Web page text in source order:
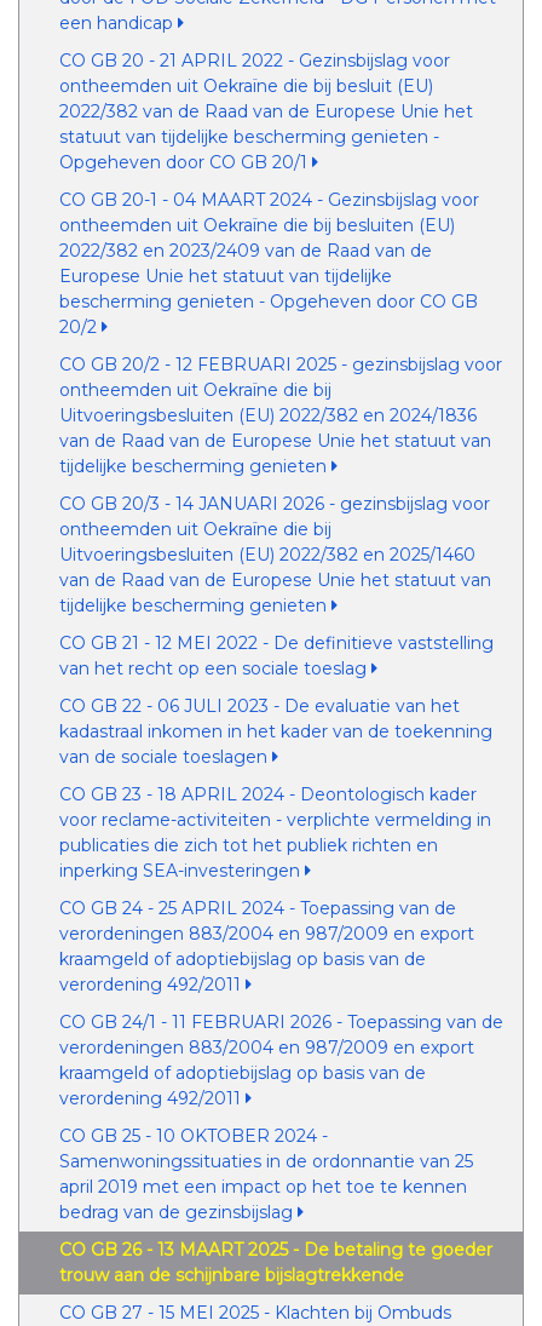
een handicap
CO GB 20 - 21 APRIL 2022 - Gezinsbijslag voor
ontheemden uit Oekraïne die bij besluit (EU)
2022/382 van de Raad van de Europese Unie het
statuut van tijdelijke bescherming genieten -
Opgeheven door CO GB 20/1
CO GB 20-1 - 04 MAART 2024 - Gezinsbijslag voor
ontheemden uit Oekraïne die bij besluiten (EU)
2022/382 en 2023/2409 van de Raad van de
Europese Unie het statuut van tijdelijke
bescherming genieten - Opgeheven door CO GB
20/2
CO GB 20/2 - 12 FEBRUARI 2025 - gezinsbijslag voor
ontheemden uit Oekraïne die bij
Uitvoeringsbesluiten (EU) 2022/382 en 2024/1836
van de Raad van de Europese Unie het statuut van
tijdelijke bescherming genieten
CO GB 20/3 - 14 JANUARI 2026 - gezinsbijslag voor
ontheemden uit Oekraïne die bij
Uitvoeringsbesluiten (EU) 2022/382 en 2025/1460
van de Raad van de Europese Unie het statuut van
tijdelijke bescherming genieten
CO GB 21 - 12 MEI 2022 - De definitieve vaststelling
van het recht op een sociale toeslag
CO GB 22 - 06 JULI 2023 - De evaluatie van het
kadastraal inkomen in het kader van de toekenning
van de sociale toeslagen
CO GB 23 - 18 APRIL 2024 - Deontologisch kader
voor reclame-activiteiten - verplichte vermelding in
publicaties die zich tot het publiek richten en
inperking SEA-investeringen
CO GB 24 - 25 APRIL 2024 - Toepassing van de
verordeningen 883/2004 en 987/2009 en export
kraamgeld of adoptiebijslag op basis van de
verordening 492/2011
CO GB 24/1 - 11 FEBRUARI 2026 - Toepassing van de
verordeningen 883/2004 en 987/2009 en export
kraamgeld of adoptiebijslag op basis van de
verordening 492/2011
CO GB 25 - 10 OKTOBER 2024 -
Samenwoningssituaties in de ordonnantie van 25
april 2019 met een impact op het toe te kennen
bedrag van de gezinsbijslag
CO GB 26 - 13 MAART 2025 - De betaling te goeder
trouw aan de schijnbare bijslagtrekkende
CO GB 27 - 15 MEI 2025 - Klachten bij Ombuds